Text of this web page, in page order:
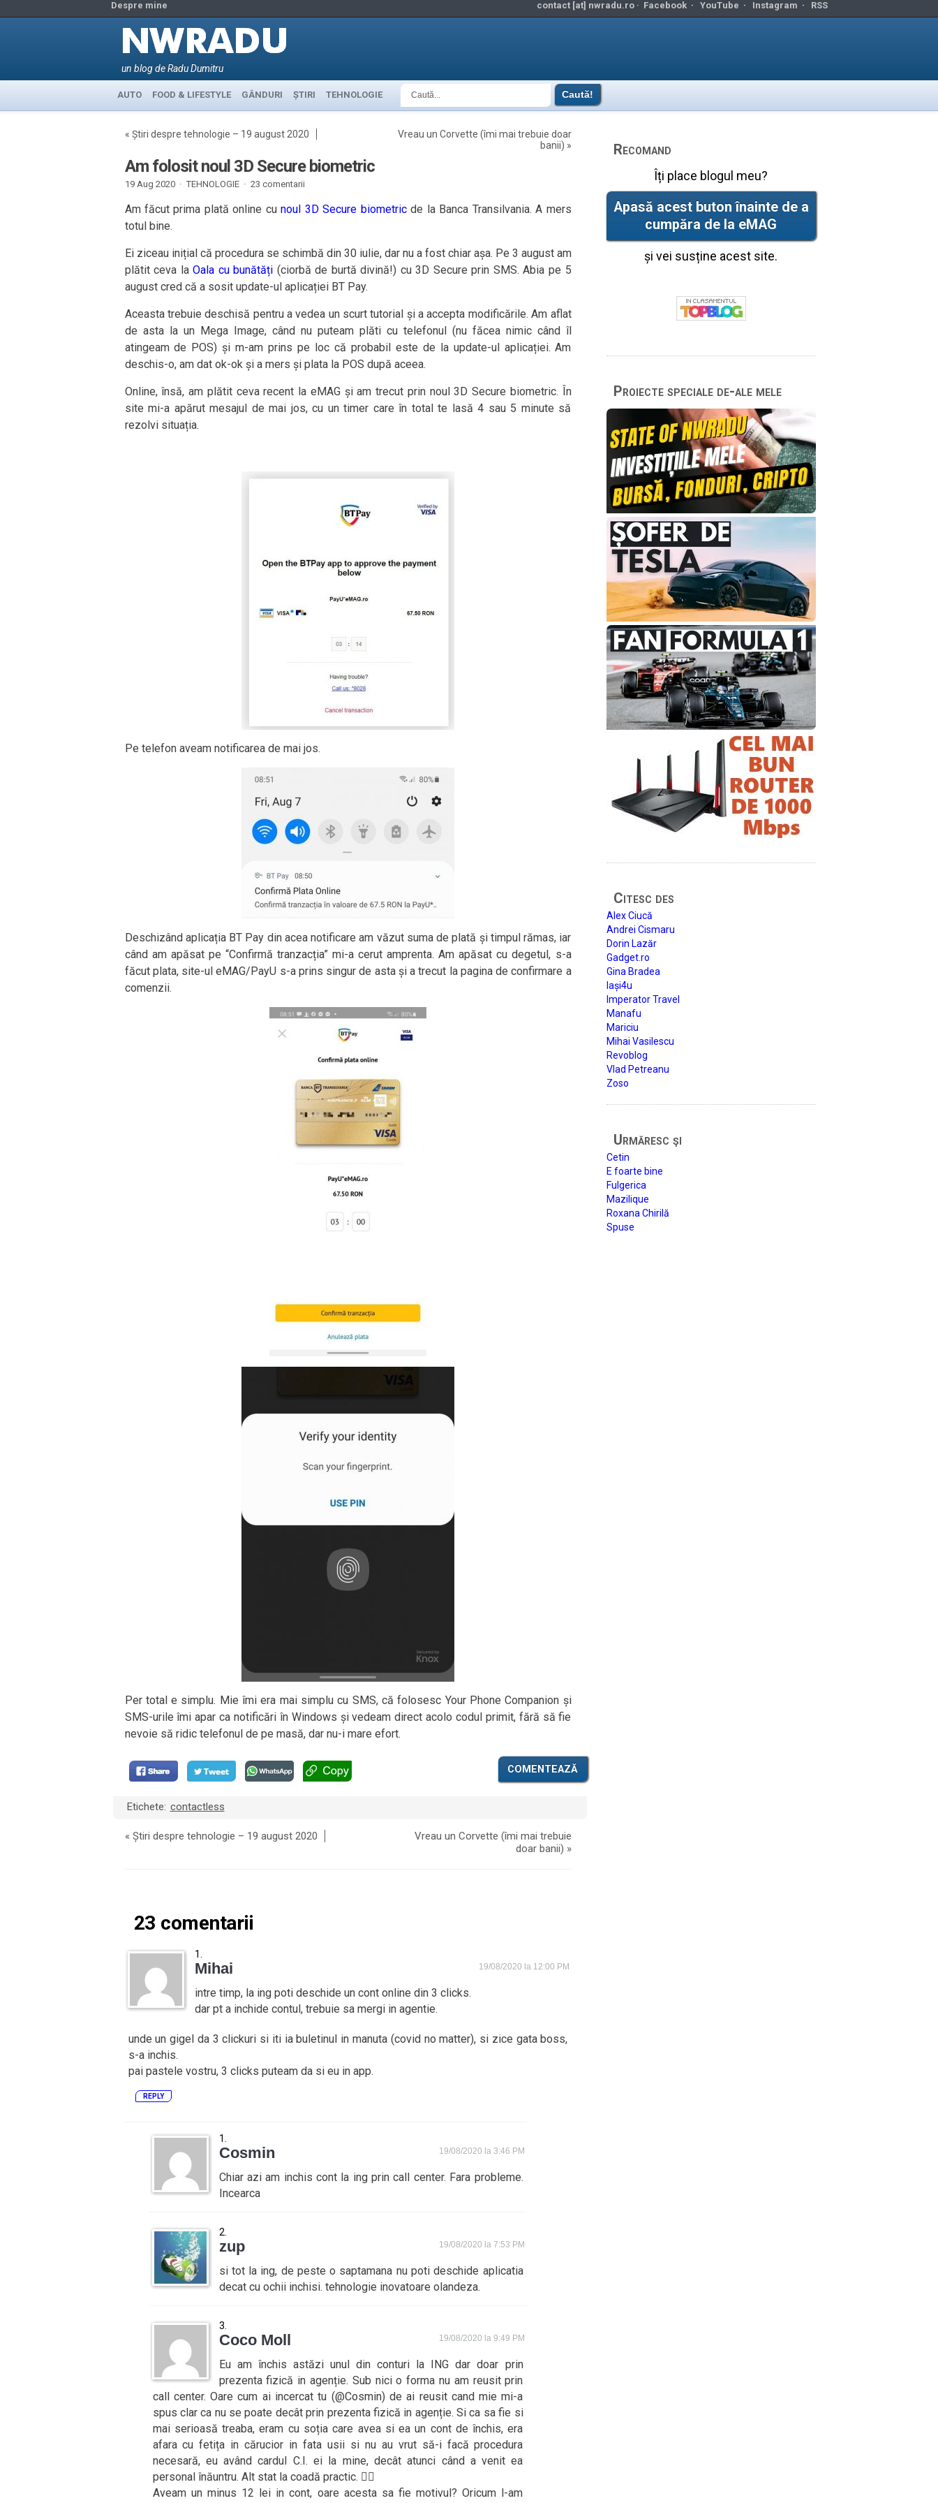
Despre mine contact [at] nwradu.ro · Facebook· YouTube · Instagram · RSS
un blog de Radu Dumitru
AUTO FOOD & LIFESTYLE GÂNDURI ȘTIRI TEHNOLOGIE
« Știri despre tehnologie – 19 august 2020
Vreau un Corvette (îmi mai trebuie doar
banii) »
Am folosit noul 3D Secure biometric
19 Aug 2020 · TEHNOLOGIE· 23 comentarii
Am făcut prima plată online cunoul 3D Secure biometricde la Banca Transilvania. A mers
totul bine.
Ei ziceau inițial că procedura se schimbă din 30 iulie, dar nu a fost chiar așa. Pe 3 august am
plătit ceva laOala cu bunătăți (ciorbă de burtă divină!) cu 3D Secure prin SMS. Abia pe 5
august cred că a sosit update-ul aplicației BT Pay.
Aceasta trebuie deschisă pentru a vedea un scurt tutorial și a accepta modificările. Am aflat
de asta la un Mega Image, când nu puteam plăti cu telefonul (nu făcea nimic când îl
atingeam de POS) și m-am prins pe loc că probabil este de la update-ul aplicației. Am
deschis-o, am dat ok-ok și a mers și plata la POS după aceea.
Online, însă, am plătit ceva recent la eMAG și am trecut prin noul 3D Secure biometric. În
site mi-a apărut mesajul de mai jos, cu un timer care în total te lasă 4 sau 5 minute să
rezolvi situația.
Pe telefon aveam notificarea de mai jos.
Deschizând aplicația BT Pay din acea notificare am văzut suma de plată și timpul rămas, iar
când am apăsat pe “Confirmă tranzacția” mi-a cerut amprenta. Am apăsat cu degetul, s-a
făcut plata, site-ul eMAG/PayU s-a prins singur de asta și a trecut la pagina de confirmare a
comenzii.
Per total e simplu. Mie îmi era mai simplu cu SMS, că folosesc Your Phone Companion și
SMS-urile îmi apar ca notificări în Windows și vedeam direct acolo codul primit, fără să fie
nevoie să ridic telefonul de pe masă, dar nu-i mare efort.
COMENTEAZĂ
Etichete: contactless
« Știri despre tehnologie – 19 august 2020
Vreau un Corvette (îmi mai trebuie
doar banii) »
23 comentarii
Mihai 19/08/2020 la 12:00 PM
intre timp, la ing poti deschide un cont online din 3 clicks.
dar pt a inchide contul, trebuie sa mergi in agentie.
unde un gigel da 3 clickuri si iti ia buletinul in manuta (covid no matter), si zice gata boss,
s-a inchis.
pai pastele vostru, 3 clicks puteam da si eu in app.
REPLY
Cosmin 19/08/2020 la 3:46 PM
Chiar azi am inchis cont la ing prin call center. Fara probleme.
Incearca
zup 19/08/2020 la 7:53 PM
si tot la ing, de peste o saptamana nu poti deschide aplicatia
decat cu ochii inchisi. tehnologie inovatoare olandeza.
Coco Moll 19/08/2020 la 9:49 PM
Eu am închis astăzi unul din conturi la ING dar doar prin
prezenta fizică in agenție. Sub nici o forma nu am reusit prin
call center. Oare cum ai incercat tu (@Cosmin) de ai reusit cand mie mi-a
spus clar ca nu se poate decât prin prezenta fizică in agenție. Si ca sa fie si
mai serioasă treaba, eram cu soția care avea si ea un cont de închis, era
afara cu fetița in cărucior in fata usii si nu au vrut să-i facă procedura
necesară, eu având cardul C.I. ei la mine, decât atunci când a venit ea
personal înăuntru. Alt stat la coadă practic. 🤦‍♂️
Aveam un minus 12 lei in cont, oare acesta sa fie motivul? Oricum l-am
Recomand
Îți place blogul meu?
Apasă acest buton înainte de a
cumpăra de la eMAG
și vei susține acest site.
Proiecte speciale de-ale mele
Citesc des
Alex Ciucă
Andrei Cismaru
Dorin Lazăr
Gadget.ro
Gina Bradea
Iași4u
Imperator Travel
Manafu
Mariciu
Mihai Vasilescu
Revoblog
Vlad Petreanu
Zoso
Urmăresc şi
Cetin
E foarte bine
Fulgerica
Mazilique
Roxana Chirilă
Spuse